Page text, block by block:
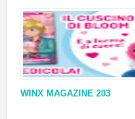
WINX MAGAZINE 203